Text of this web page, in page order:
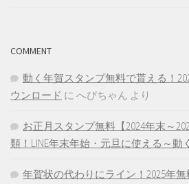
COMMENT
動く年賀スタンプ無料で貰える！
ウンロード に へびちゃん より
お正月スタンプ無料【2024年末～
類！LINE年末年始・元旦に使える～動
年賀状の代わりにライン！2025年